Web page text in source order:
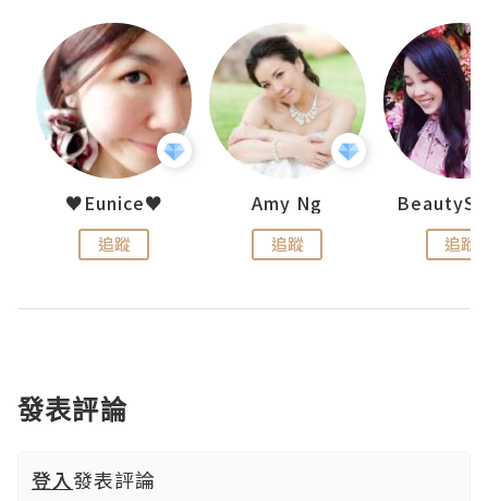
♥Eunice♥
追蹤
Amy Ng
追蹤 追蹤
發表評論
登入發表評論